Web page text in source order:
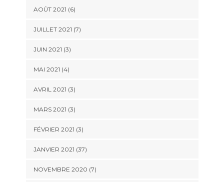
AOÛT 2021 (6)
JUILLET 2021 (7)
JUIN 2021 (3)
MAI 2021 (4)
AVRIL 2021 (3)
MARS 2021 (3)
FÉVRIER 2021 (3)
JANVIER 2021 (37)
NOVEMBRE 2020 (7)